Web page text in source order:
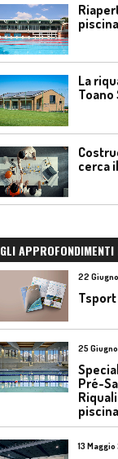
La
Toano
cerca
GLI
22
25
Pré-
13